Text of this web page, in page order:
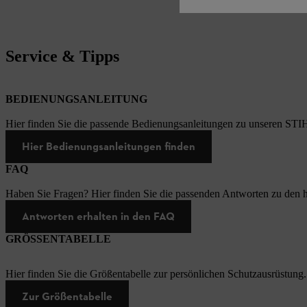
Service & Tipps
BEDIENUNGSANLEITUNG
Hier finden Sie die passende Bedienungsanleitungen zu unseren
Hier Bedienungsanleitungen finden
FAQ
Haben Sie Fragen? Hier finden Sie die passenden Antworten zu den
Antworten erhalten in den FAQ
GRÖSSENTABELLE
Hier finden Sie die Größentabelle zur persönlichen Schutzausrüstung.
Zur Größentabelle